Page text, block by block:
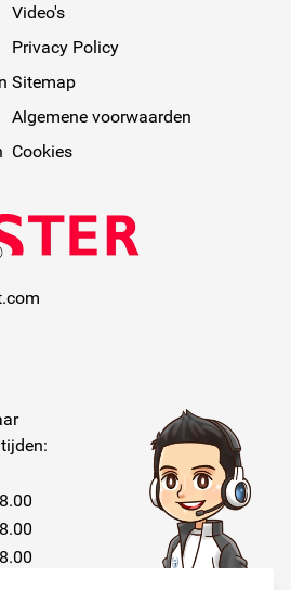
Video's
Privacy Policy
Sitemap
Algemene voorwaarden
Cookies